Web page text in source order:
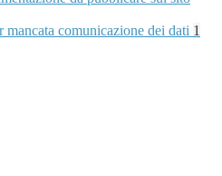
mancata comunicazione dei dati 1